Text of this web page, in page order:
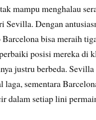
mampu menghalau
Sevilla. Dengan
Barcelona bisa meraih
posisi mereka di
justru berbeda.
laga, sementara
dalam setiap lini